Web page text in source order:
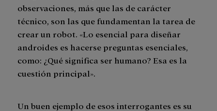
observaciones, más que las de carácter
técnico, son las que fundamentan la tarea de
crear un robot. «Lo esencial para diseñar
androides es hacerse preguntas esenciales,
como: ¿Qué significa ser humano? Esa es la
cuestión principal».
Un buen ejemplo de esos interrogantes es su